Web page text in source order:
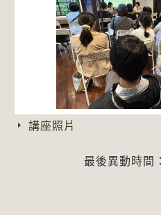
講座照片
最後異動時間